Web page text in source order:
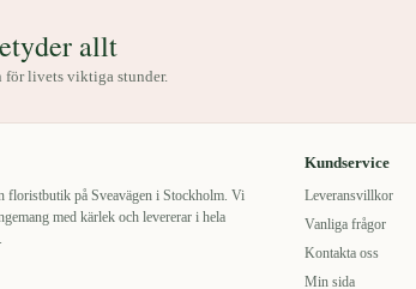
allt
för livets viktiga stunder.
floristbutik på Sveavägen i Stockholm. Vi
med kärlek och levererar i hela
Kundservice
Leveransvillkor
Vanliga frågor
Kontakta oss
Min sida